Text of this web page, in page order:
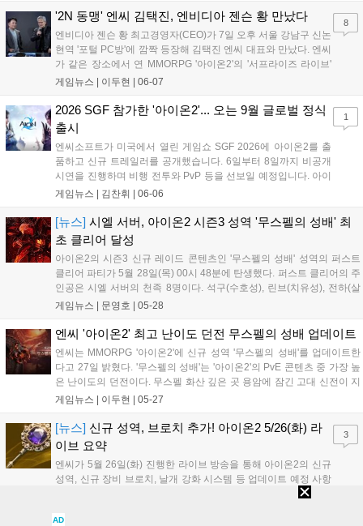
난이도 사이의 보상 차이를 확실히 둘 것이며, 이를 통해 성장을
것임을 예고했다....
'2N 동맹' 엔씨 김택진, 엔비디아 젠슨 황 만났다
엔비디아 젠슨 황 최고경영자(CEO)가 7일 오후 서울 강남구 신논
현역 '포털 PC방'에 깜짝 등장해 김택진 엔씨 대표와 만났다. 엔씨
가 같은 장소에서 연 MMORPG '아이온2'의 '서프라이즈 라이브'
행사 현장이었다. 황 CEO는 오후 1시 55분께 PC방 내부로 들어
이온2를 하고 있느냐"...
게임뉴스 | 이두현 | 06-07
8
2026 SGF 참가한 '아이온2'... 오는 9월 글로벌 정식
출시
엔씨소프트가 미국에서 열린 게임쇼 SGF 2026에 아이온2를 출
품하고 신규 트레일러를 공개했습니다. 6일부터 8일까지 비공개
시연을 진행하며 비행 전투와 PvP 등을 선보일 예정입니다. 아이
온2는 오는 9월 북미, 남미, 유럽, 아시아 지역에 스팀과 퍼플을 통
공하며 향후 글로벌 이용자와의 접점을 지속 확대할 계획입니
다....
게임뉴스 | 김찬휘 | 06-06
1
[뉴스] 시엘 서버, 아이온2 시즌3 성역 '무스펠의 성배' 최
초 클리어 달성
아이온2의 시즌3 신규 레이드 콘텐츠인 '무스펠의 성배' 성역의 퍼스트
클리어 파티가 5월 28일(목) 00시 48분에 탄생했다. 퍼스트 클리어의 주
인공은 시엘 서버의 천족 8명이다. 석구(수호성), 린브(치유성), 전하(살
성), 멸(검성), 로즈(치유성), 운이(살성), 다윤(마도성), 이야(호법성)으로
게임뉴스 | 문영호 | 05-28
엔씨 '아이온2' 최고 난이도 던전 무스펠의 성배 업데이트
엔씨는 MMORPG '아이온2'에 신규 성역 '무스펠의 성배'를 업데이트한
다고 27일 밝혔다. '무스펠의 성배'는 '아이온2'의 PvE 콘텐츠 중 가장 높
은 난이도의 던전이다. 무스펠 화산 깊은 곳 용암에 잠긴 고대 신전이 지
각 변동으로 모습을 드러냈다는 설정을 담았다. 보스 몬스터 '지저의 재
게임뉴스 | 이두현 | 05-27
[뉴스] 신규 성역, 브로치 추가! 아이온2 5/26(화) 라
이브 요약
엔씨가 5월 26일(화) 진행한 라이브 방송을 통해 아이온2의 신규
성역, 신규 장비 브로치, 날개 강화 시스템 등 업데이트 예정 사항
을 소개했다. 김남준 PD와 소인섭 실장이 출연한 이번 방송에서
서는 신규 제작 장비인 창룡/멸룡 재료를 얻을 수 있으며, 신규 장
3
AD